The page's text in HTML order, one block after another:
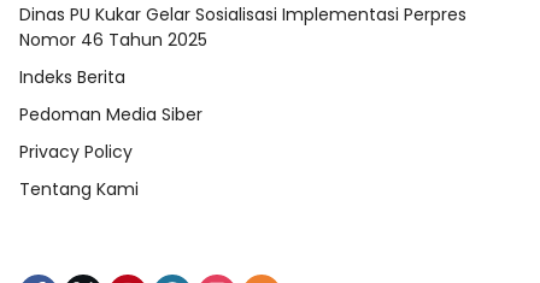
Dinas PU Kukar Gelar Sosialisasi Implementasi Perpres
Nomor 46 Tahun 2025
Indeks Berita
Pedoman Media Siber
Privacy Policy
Tentang Kami